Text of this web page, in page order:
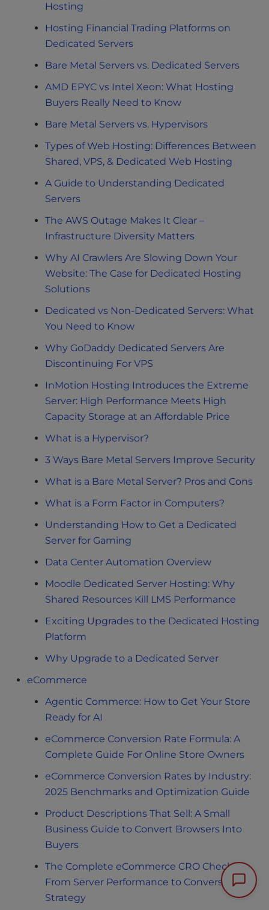
Hosting
Hosting Financial Trading Platforms on
Dedicated Servers
Bare Metal Servers vs. Dedicated Servers
AMD EPYC vs Intel Xeon: What Hosting
Buyers Really Need to Know
Bare Metal Servers vs. Hypervisors
Types of Web Hosting: Differences Between
Shared, VPS, & Dedicated Web Hosting
A Guide to Understanding Dedicated
Servers
The AWS Outage Makes It Clear –
Infrastructure Diversity Matters
Why AI Crawlers Are Slowing Down Your
Website: The Case for Dedicated Hosting
Solutions
Dedicated vs Non-Dedicated Servers: What
You Need to Know
Why GoDaddy Dedicated Servers Are
Discontinuing For VPS
InMotion Hosting Introduces the Extreme
Server: High Performance Meets High
Capacity Storage at an Affordable Price
What is a Hypervisor?
3 Ways Bare Metal Servers Improve Security
What is a Bare Metal Server? Pros and Cons
What is a Form Factor in Computers?
Understanding How to Get a Dedicated
Server for Gaming
Data Center Automation Overview
Moodle Dedicated Server Hosting: Why
Shared Resources Kill LMS Performance
Exciting Upgrades to the Dedicated Hosting
Platform
Why Upgrade to a Dedicated Server
eCommerce
Agentic Commerce: How to Get Your Store
Ready for AI
eCommerce Conversion Rate Formula: A
Complete Guide For Online Store Owners
eCommerce Conversion Rates by Industry:
2025 Benchmarks and Optimization Guide
Product Descriptions That Sell: A Small
Business Guide to Convert Browsers Into
Buyers
The Complete eCommerce CRO Checklist:
From Server Performance to Conversion
Strategy